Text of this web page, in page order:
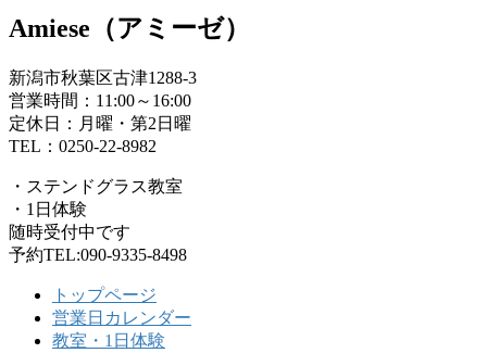
Amiese（アミーゼ）
新潟市秋葉区古津1288-3
営業時間：11:00～16:00
定休日：月曜・第2日曜
TEL：0250-22-8982
・ステンドグラス教室
・1日体験
随時受付中です
予約TEL:090-9335-8498
トップページ
営業日カレンダー
教室・1日体験